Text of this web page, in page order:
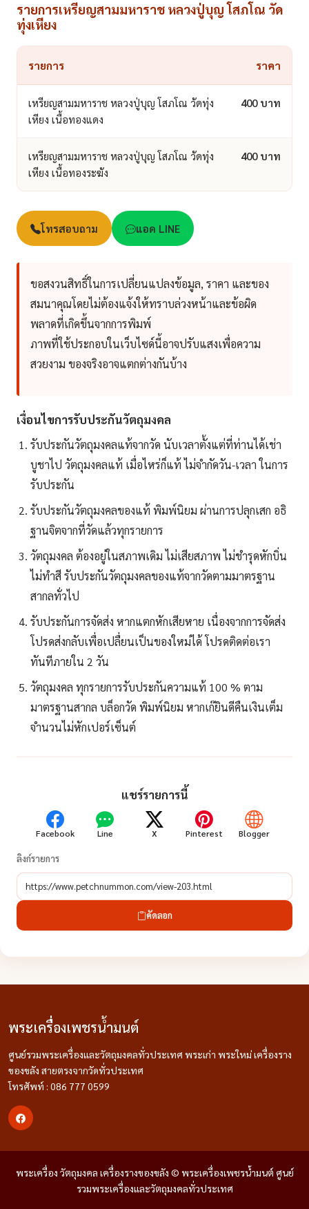
รายการเหรียญสามมหาราช หลวงปู่บุญ โสภโณ วัด
ทุ่งเหียง
รายการ ราคา
เหรียญสามมหาราช หลวงปู่บุญ โสภโณ วัดทุ่ง
เหียง เนื้อทองแดง
400 บาท
เหรียญสามมหาราช หลวงปู่บุญ โสภโณ วัดทุ่ง
เหียง เนื้อทองระฆัง
400 บาท
โทรสอบถาม แอด LINE
ขอสงวนสิทธิ์ในการเปลี่ยนแปลงข้อมูล, ราคา และของ
สมนาคุณโดยไม่ต้องแจ้งให้ทราบล่วงหน้าและข้อผิด
พลาดที่เกิดขึ้นจากการพิมพ์
ภาพที่ใช้ประกอบในเว็บไซด์นี้อาจปรับแสงเพื่อความ
สวยงาม ของจริงอาจแตกต่างกันบ้าง
เงื่อนไขการรับประกันวัตถุมงคล
รับประกันวัตถุมงคลแท้จากวัด นับเวลาตั้งแต่ที่ท่านได้เช่า
บูชาไป วัตถุมงคลแท้ เมื่อไหร่ก็แท้ ไม่จำกัดวัน-เวลา ในการ
รับประกัน
รับประกันวัตถุมงคลของแท้ พิมพ์นิยม ผ่านการปลุกเสก อธิ
ฐานจิตจากที่วัดแล้วทุกรายการ
วัตถุมงคล ต้องอยู่ในสภาพเดิม ไม่เสียสภาพ ไม่ชำรุดหักบิ่น
ไม่ทำสี รับประกันวัตถุมงคลของแท้จากวัดตามมาตรฐาน
สากลทั่วไป
รับประกันการจัดส่ง หากแตกหักเสียหาย เนื่องจากการจัดส่ง
โปรดส่งกลับเพื่อเปลื่ยนเป็นของใหม่ได้ โปรดติดต่อเรา
ทันทีภายใน 2 วัน
วัตถุมงคล ทุกรายการรับประกันความแท้ 100 % ตาม
มาตรฐานสากล บล็อกวัด พิมพ์นิยม หากเก๊ยินดีคืนเงินเต็ม
จำนวนไม่หักเปอร์เซ็นต์
แชร์รายการนี้
Facebook Line X Pinterest Blogger
ลิงก์รายการ
คัดลอก
พระเครื่องเพชรน้ำมนต์
ศูนย์รวมพระเครื่องและวัตถุมงคลทั่วประเทศ พระเก่า พระใหม่ เครื่องราง
ของขลัง สายตรงจากวัดทั่วประเทศ
โทรศัพท์ : 086 777 0599
พระเครื่อง วัตถุมงคล เครื่องรางของขลัง © พระเครื่องเพชรน้ำมนต์ ศูนย์
รวมพระเครื่องและวัตถุมงคลทั่วประเทศ